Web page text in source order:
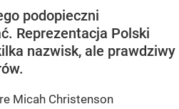
podopieczni
Reprezentacja Polski
nazwisk, ale prawdziwy
Micah Christenson